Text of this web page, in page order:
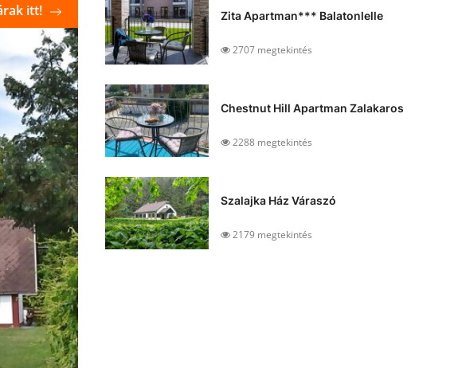
itt! Zita Apartman*** Balatonlelle
2707 megtekintés
Chestnut Hill Apartman Zalakaros
2288 megtekintés
Szalajka Ház Váraszó
2179 megtekintés